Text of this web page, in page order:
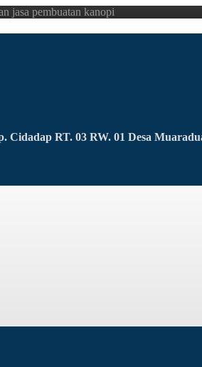
jasa pembuatan kanopi
RT. 03 RW. 01 Desa